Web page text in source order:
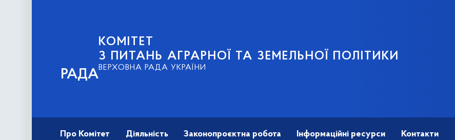
РАДА
КОМІТЕТ
З ПИТАНЬ АГРАРНОЇ ТА ЗЕМЕЛЬНОЇ ПОЛІТИКИ
ВЕРХОВНА РАДА УКРАЇНИ
Про Комітет Діяльність Законопроєктна робота Інформаційні ресурси Контакти